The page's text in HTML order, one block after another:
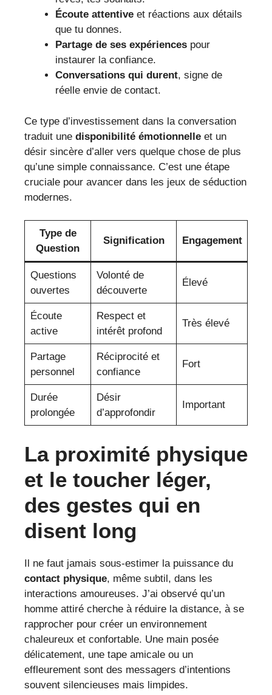
Écoute attentive et réactions aux détails
que tu donnes.
Partage de ses expériences pour
instaurer la confiance.
Conversations qui durent, signe de
réelle envie de contact.
Ce type d’investissement dans la conversation
traduit une disponibilité émotionnelle et un
désir sincère d’aller vers quelque chose de plus
qu’une simple connaissance. C’est une étape
cruciale pour avancer dans les jeux de séduction
modernes.
Type de
Question
Signification Engagement
Questions
ouvertes
Volonté de
découverte
Élevé
Écoute
active
Respect et
intérêt profond
Très élevé
Partage
personnel
Réciprocité et
confiance
Fort
Durée
prolongée
Désir
d’approfondir
Important
La proximité physique
et le toucher léger,
des gestes qui en
disent long
Il ne faut jamais sous-estimer la puissance du
contact physique, même subtil, dans les
interactions amoureuses. J’ai observé qu’un
homme attiré cherche à réduire la distance, à se
rapprocher pour créer un environnement
chaleureux et confortable. Une main posée
délicatement, une tape amicale ou un
effleurement sont des messagers d’intentions
souvent silencieuses mais limpides.